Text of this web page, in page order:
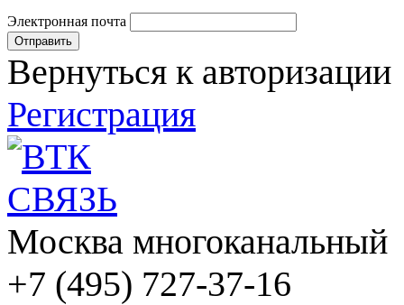
Электронная почта
Вернуться к авторизации
Регистрация
Москва многоканальный
+7 (495) 727-37-16